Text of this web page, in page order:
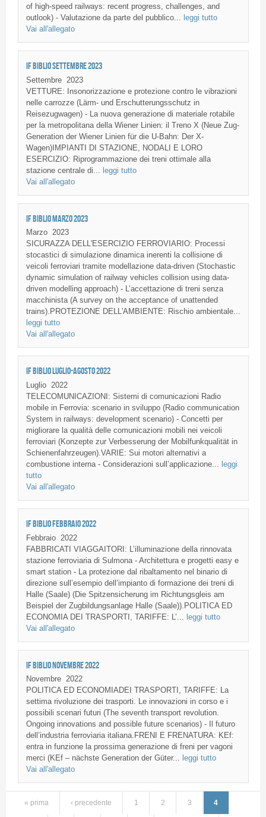
of high‑speed railways: recent progress, challenges, and
outlook) - Valutazione da parte del pubblico... leggi tutto
Vai all'allegato
IF BIBLIO SETTEMBRE 2023
Settembre
2023
VETTURE: Insonorizzazione e protezione contro le vibrazioni
nelle carrozze (Lärm- und Erschutterungsschutz in
Reisezugwagen) - La nuova generazione di materiale rotabile
per la metropolitana della Wiener Linien: il Treno X (Neue Zug-
Generation der Wiener Linien für die U-Bahn: Der X-
Wagen)IMPIANTI DI STAZIONE, NODALI E LORO
ESERCIZIO: Riprogrammazione dei treni ottimale alla
stazione centrale di...
leggi tutto
Vai all'allegato
IF BIBLIO MARZO 2023
Marzo 2023
SICURAZZA DELL'ESERCIZIO FERROVIARIO: Processi
stocastici di simulazione dinamica inerenti la collisione di
veicoli ferroviari tramite modellazione data-driven (Stochastic
dynamic simulation of railway vehicles collision using data-
driven modelling approach) - L’accettazione di treni senza
macchinista (A survey on the acceptance of unattended
trains).PROTEZIONE DELL'AMBIENTE: Rischio ambientale...
leggi tutto
Vai all'allegato
IF BIBLIO LUGLIO-AGOSTO 2022
Luglio
2022
TELECOMUNICAZIONI: Sistemi di comunicazioni Radio
mobile in Ferrovia: scenario in sviluppo (Radio communication
System in railways: development scenario) - Concetti per
migliorare la qualità delle comunicazioni mobili nei veicoli
ferroviari (Konzepte zur Verbesserung der Mobilfunkqualität in
Schienenfahrzeugen).VARIE: Sui motori alternativi a
combustione interna - Considerazioni sull’applicazione...
leggi
tutto
Vai all'allegato
IF BIBLIO FEBBRAIO 2022
Febbraio
2022
FABBRICATI VIAGGAITORI: L’illuminazione della rinnovata
stazione ferroviaria di Sulmona - Architettura e progetti easy e
smart station - La protezione dal ribaltamento nel binario di
direzione sull’esempio dell’impianto di formazione dei treni di
Halle (Saale) (Die Spitzensicherung im Richtungsgleis am
Beispiel der Zugbildungsanlage Halle (Saale)).POLITICA ED
ECONOMIA DEI TRASPORTI, TARIFFE: L’... leggi tutto
Vai all'allegato
IF BIBLIO NOVEMBRE 2022
Novembre 2022
POLITICA ED ECONOMIADEI TRASPORTI, TARIFFE: La
settima rivoluzione dei trasporti. Le innovazioni in corso e i
possibili scenari futuri (The seventh transport revolution.
Ongoing innovations and possible future scenarios) - Il futuro
dell’industria ferroviaria italiana.FRENI E FRENATURA: KEf:
entra in funzione la prossima generazione di freni per vagoni
merci (KEf – nächste Generation der Güter... leggi tutto
Vai all'allegato
Pagine
« prima ‹ precedente 1 2 3 4